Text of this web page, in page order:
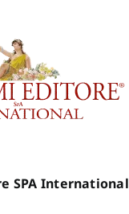
SPA International